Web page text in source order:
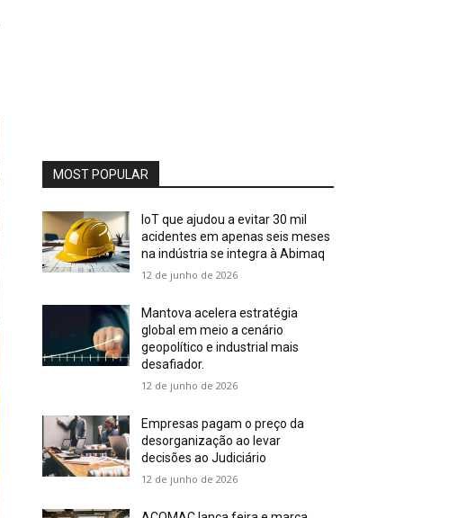
MOST POPULAR
IoT que ajudou a evitar 30 mil
acidentes em apenas seis meses
na indústria se integra à Abimaq
12 de junho de 2026
Mantova acelera estratégia
global em meio a cenário
geopolítico e industrial mais
desafiador.
12 de junho de 2026
Empresas pagam o preço da
desorganização ao levar
decisões ao Judiciário
12 de junho de 2026